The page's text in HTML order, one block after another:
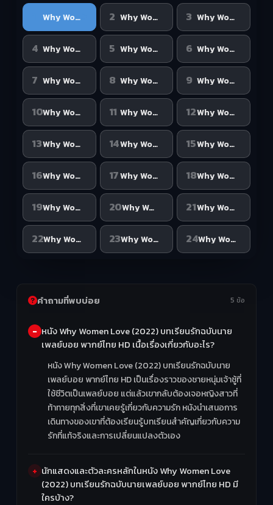
Why Women Love EP 1 2 Why Women Love EP 2 3 Why Women Love EP 3
4 Why Women Love EP 4 5 Why Women Love EP 5 6 Why Women Love EP 6
7 Why Women Love EP 7 8 Why Women Love EP 8 9 Why Women Love EP 9
10 Why Women Love EP 10 11 Why Women Love EP 11 12 Why Women Love EP 12
13 Why Women Love EP 13 14 Why Women Love EP 14 15 Why Women Love EP 15
16 Why Women Love EP 16 17 Why Women Love EP 17 18 Why Women Love EP 18
19 Why Women Love EP 19 20 Why Women Love EP 20 21 Why Women Love EP 21
22 Why Women Love EP 22 23 Why Women Love EP 23 24 Why Women Love EP 24 ฎ์ฏ
คำถามที่พบบ่อย 5 ข้อ
หนัง Why Women Love (2022) บทเรียนรักฉบับนาย
เพลย์บอย พากย์ไทย HD เนื้อเรื่องเกี่ยวกับอะไร?
หนัง Why Women Love (2022) บทเรียนรักฉบับนาย
เพลย์บอย พากย์ไทย HD เป็นเรื่องราวของชายหนุ่มเจ้าชู้ที่
ใช้ชีวิตเป็นเพลย์บอย แต่แล้วเขากลับต้องเจอหญิงสาวที่
ท้าทายทุกสิ่งที่เขาเคยรู้เกี่ยวกับความรัก หนังนำเสนอการ
เดินทางของเขาที่ต้องเรียนรู้บทเรียนสำคัญเกี่ยวกับความ
รักที่แท้จริงและการเปลี่ยนแปลงตัวเอง
นักแสดงและตัวละครหลักในหนัง Why Women Love
(2022) บทเรียนรักฉบับนายเพลย์บอย พากย์ไทย HD มี
ใครบ้าง?